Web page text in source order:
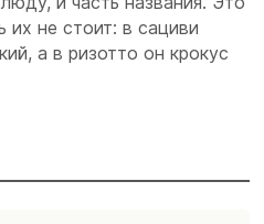
их не стоит: в сациви
а в ризотто он крокус